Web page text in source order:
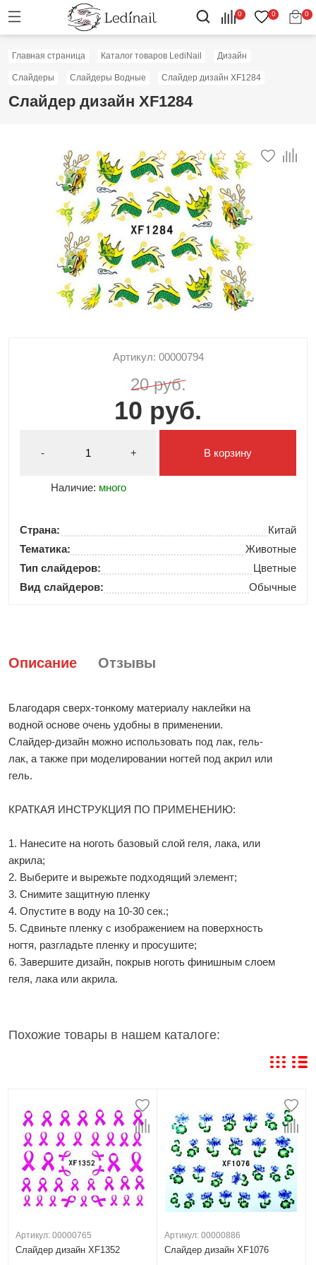
0 0 0
Главная страница Каталог товаров LediNail Дизайн
Слайдеры Слайдеры Водные Слайдер дизайн XF1284
Слайдер дизайн XF1284
Артикул: 00000794
20 руб.
10 руб.
- +
Наличие: много
В корзину
Страна:
Китай
Тематика:
Животные
Тип слайдеров:
Цветные
Вид слайдеров:
Обычные
Описание Отзывы
Благодаря сверх-тонкому материалу наклейки на
водной основе очень удобны в применении.
Слайдер-дизайн можно использовать под лак, гель-
лак, а также при моделировании ногтей под акрил или
гель.
КРАТКАЯ ИНСТРУКЦИЯ ПО ПРИМЕНЕНИЮ:
1. Нанесите на ноготь базовый слой геля, лака, или
акрила;
2. Выберите и вырежьте подходящий элемент;
3. Снимите защитную пленку
4. Опустите в воду на 10-30 сек.;
5. Сдвиньте пленку с изображением на поверхность
ногтя, разгладьте пленку и просушите;
6. Завершите дизайн, покрыв ноготь финишным слоем
геля, лака или акрила.
Похожие товары в нашем каталоге:
Артикул: 00000765
Слайдер дизайн XF1352
Артикул: 00000886
Слайдер дизайн XF1076